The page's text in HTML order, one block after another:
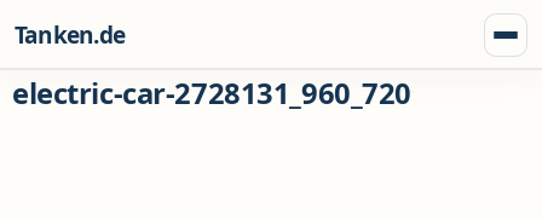
Tanken.de
electric-car-2728131_960_720